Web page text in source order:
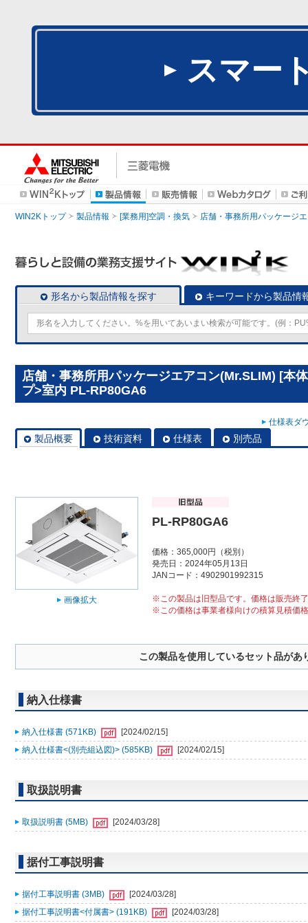
スマー
WIN2Kトップ 製品情報 [業務用]空調・換気 店舗・事務所用パッケージ
形名から製品情報を探す キーワードから製品情
店舗・事務所用パッケージエアコン(Mr.SLIM) [本
プ>室内 PL-RP80GA6
仕様表ダ
製品概要 技術資料 仕様表 別売品
画像拡大
PL-RP80GA6
価格：365,000円（税別）
発売日：2024年05月13日
JANコード：4902901992315
※この製品は旧型品です。価格は販売終
※この価格は事業者様向けの積算見積価
この製品を使用しているセット品があ
納入仕様書
納入仕様書 (571KB)
[2024/02/15]
納入仕様書<(別売組込図)> (585KB)
[2024/02/15]
取扱説明書
取扱説明書 (5MB) [2024/03/28]
据付工事説明書
据付工事説明書 (3MB)
[2024/03/28]
据付工事説明書<付属書> (191KB)
[2024/03/28]